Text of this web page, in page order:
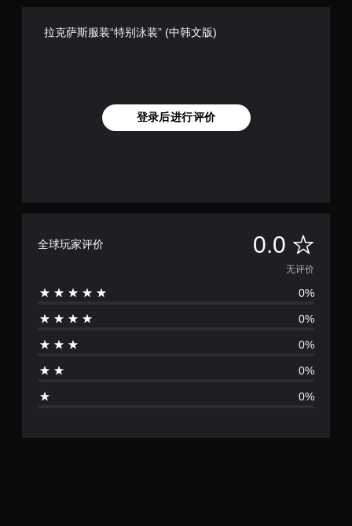
拉克萨斯服装“特别泳装” (中韩文版)
登录后进行评价
全球玩家评价 0.0 无
评
价
无评价
0%
0%
0%
0%
0%